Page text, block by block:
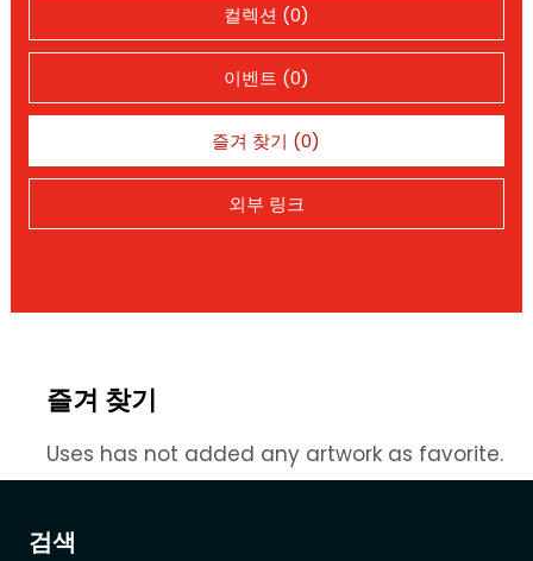
검색
컬렉션 (0)
이벤트 (0)
즐겨 찾기 (0)
외부 링크
즐겨 찾기
Uses has not added any artwork as favorite.